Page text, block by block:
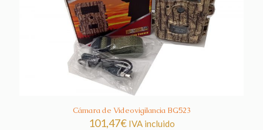
Cámara de Videovigilancia BG523
101,47€ IVA incluido